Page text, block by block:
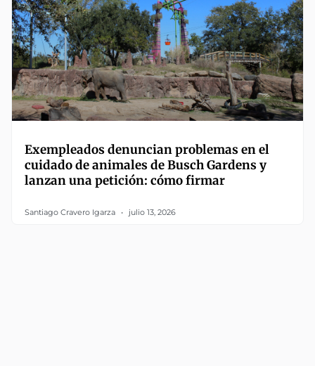
Exempleados denuncian problemas en el
cuidado de animales de Busch Gardens y
lanzan una petición: cómo firmar
Santiago Cravero Igarza julio 13, 2026